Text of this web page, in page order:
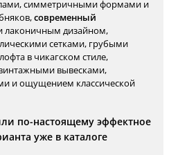
симметричными формами и
современный
лаконичным дизайном,
сетками, грубыми
в чикагском стиле,
вывесками,
и ощущением классической
по-настоящему эффектное
уже в каталоге